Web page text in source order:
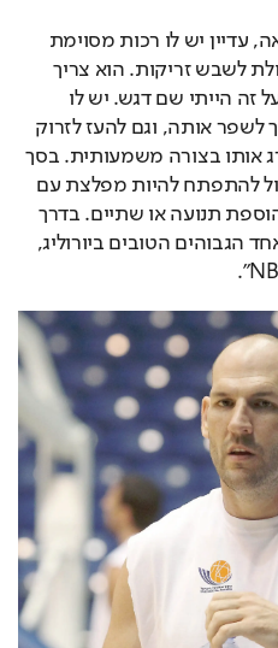
עוד מוסיף גרין: "ממה שאני רואה, עדיין יש לו רכות מסוימת
בהגנת האחד על אחד שלו, ביכולת לשבש זריקות. הוא צריך
לשפר את הנוכחות ההגנתית. על זה הייתי שם דגש. יש לו
קליעה מעבר לקשת שהוא צריך לשפר אותה, וגם להעז לזרוק
יותר. אם יקלע מבחוץ, זה ישדרג אותו בצורה משמעותית. בסך
הכל סורקין עדיין צעיר, והוא יכול להתפתח להיות מפלצת עם
עוד חוזק גופני, הבנת משחק והוספת תנועה או שתיים. בדרך
הזו הוא יוכל להתפתח ולהיות אחד הגבוהים הטובים ביורוליג,